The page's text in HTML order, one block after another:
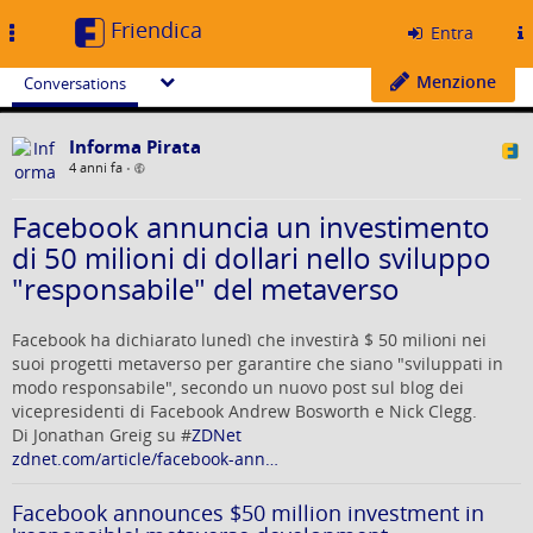
Friendica Entra
Conversations Menzione
Informa Pirata
4 anni fa •
Facebook annuncia un investimento
di 50 milioni di dollari nello sviluppo
"responsabile" del metaverso
Facebook ha dichiarato lunedì che investirà $ 50 milioni nei
suoi progetti metaverso per garantire che siano "sviluppati in
modo responsabile", secondo un nuovo post sul blog dei
vicepresidenti di Facebook Andrew Bosworth e Nick Clegg.
Di Jonathan Greig su #ZDNet
zdnet.com/article/facebook-ann…
Facebook announces $50 million investment in